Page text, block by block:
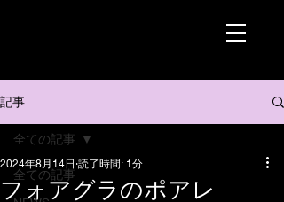
記事
全ての記事
全ての記事
フォアグラのポアレ
2024年8月14日 読了時間: 1分